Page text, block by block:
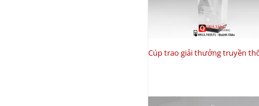
Cúp trao giải thưởng truyền